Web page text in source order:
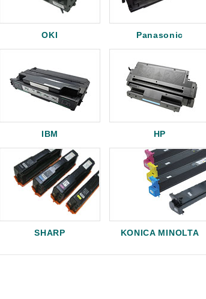
OKI Panasonic
IBM HP
SHARP KONICA MINOLTA